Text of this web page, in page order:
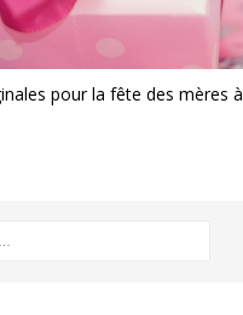
pour la fête des mères à